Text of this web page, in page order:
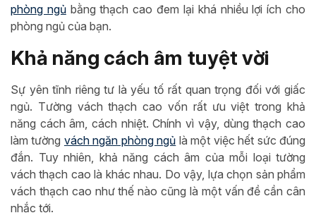
phòng ngủbằng thạch cao đem lại khá nhiều lợi ích cho
phòng ngủ của bạn.
Khả năng cách âm tuyệt vời
Sự yên tĩnh riêng tư là yếu tố rất quan trọng đối với giấc
ngủ. Tường vách thạch cao vốn rất ưu việt trong khả
năng cách âm, cách nhiệt. Chính vì vậy, dùng thạch cao
làm tường vách ngăn phòng ngủ là một việc hết sức đúng
đắn. Tuy nhiên, khả năng cách âm của mỗi loại tường
vách thạch cao là khác nhau. Do vậy, lựa chọn sản phẩm
vách thạch cao như thế nào cũng là một vấn đề cần cân
nhắc tới.